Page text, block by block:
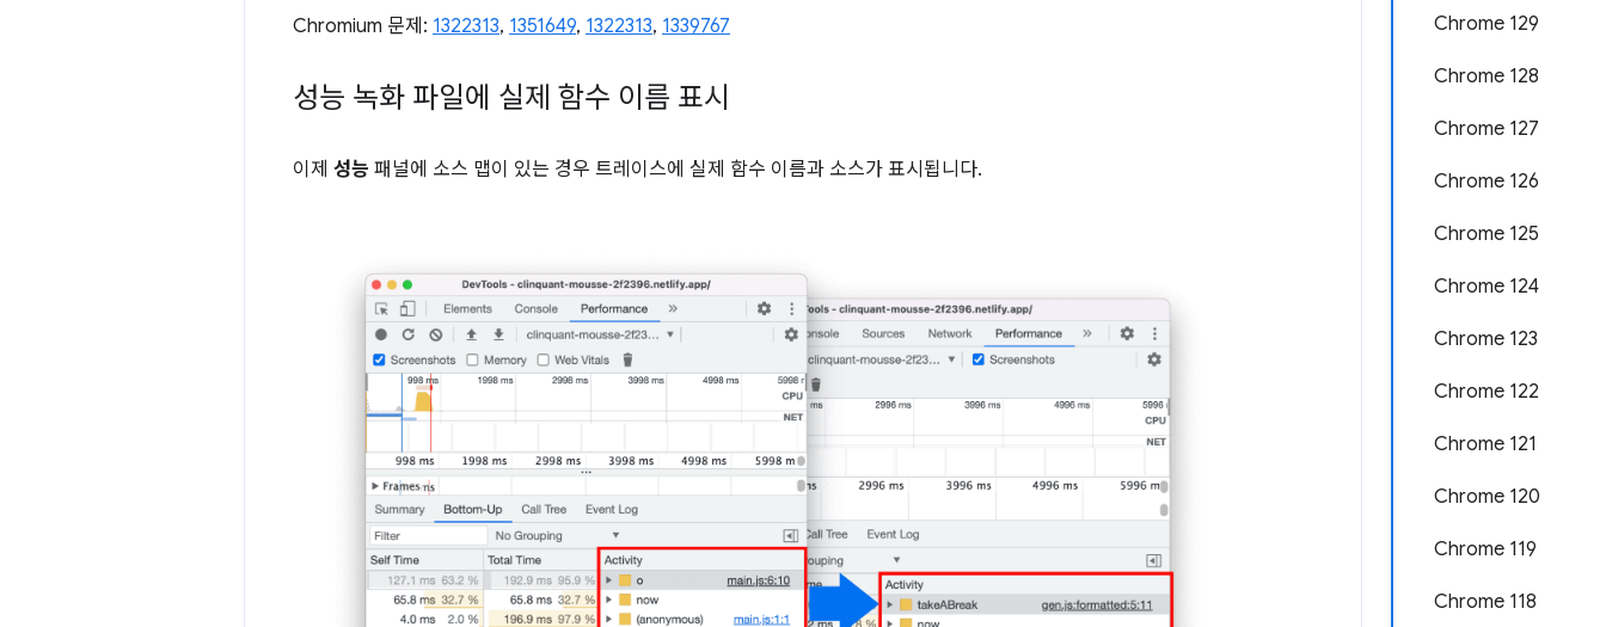
Chrome 129
Chrome 128
Chrome 127
Chrome 126
Chrome 125
Chrome 124
Chrome 123
Chrome 122
Chrome 121
Chrome 120
Chrome 119
Chrome 118
Chromium 문제: 1322313, 1351649, 1322313, 1339767
성능 녹화 파일에 실제 함수 이름 표시
이제 성능 패널에 소스 맵이 있는 경우 트레이스에 실제 함수 이름과 소스가 표시됩니다.